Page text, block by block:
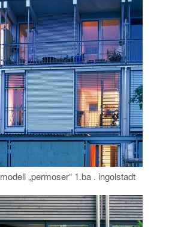
„permoser“ 1.ba . ingolstadt